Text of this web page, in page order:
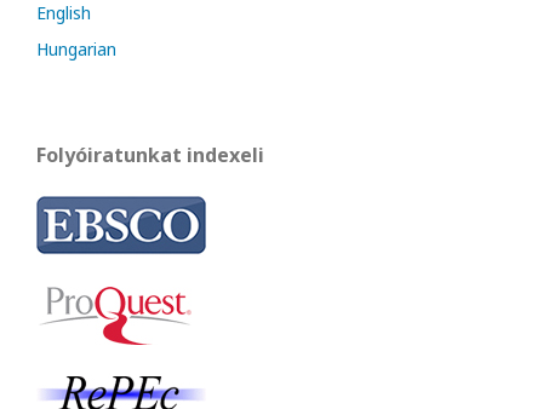
English
Hungarian
Folyóiratunkat indexeli